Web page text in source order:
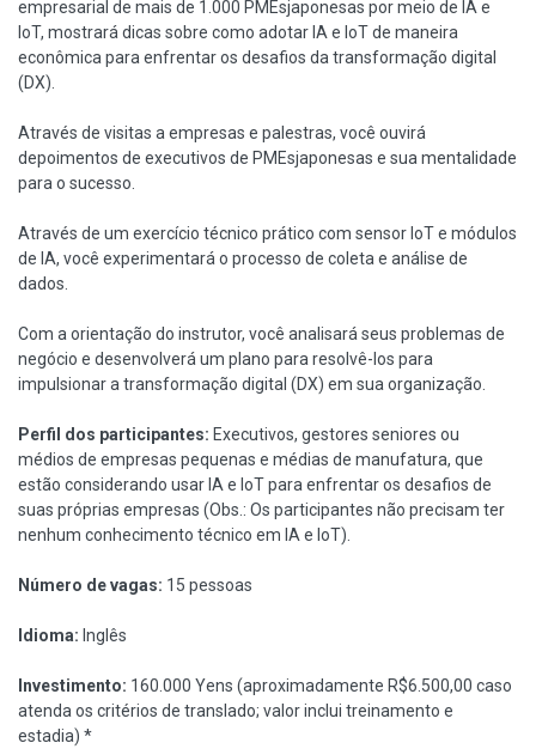
empresarial de mais de 1.000 PMEsjaponesas por meio de IA e
IoT, mostrará dicas sobre como adotar IA e IoT de maneira
econômica para enfrentar os desafios da transformação digital
(DX).
Através de visitas a empresas e palestras, você ouvirá
depoimentos de executivos de PMEsjaponesas e sua mentalidade
para o sucesso.
Através de um exercício técnico prático com sensor IoT e módulos
de IA, você experimentará o processo de coleta e análise de
dados.
Com a orientação do instrutor, você analisará seus problemas de
negócio e desenvolverá um plano para resolvê-los para
impulsionar a transformação digital (DX) em sua organização.
Perfil dos participantes: Executivos, gestores seniores ou
médios de empresas pequenas e médias de manufatura, que
estão considerando usar IA e IoT para enfrentar os desafios de
suas próprias empresas (Obs.: Os participantes não precisam ter
nenhum conhecimento técnico em IA e IoT).
Número de vagas: 15 pessoas
Idioma: Inglês
Investimento: 160.000 Yens (aproximadamente R$6.500,00 caso
atenda os critérios de translado; valor inclui treinamento e
estadia) *